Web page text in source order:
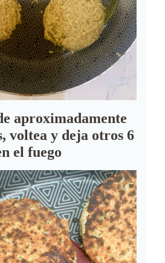
aproximadamente
voltea y deja otros 6
el fuego